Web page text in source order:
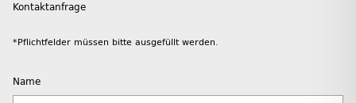
Kontaktanfrage
*Pflichtfelder müssen bitte ausgefüllt werden.
Name